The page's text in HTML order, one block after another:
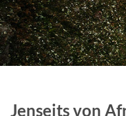
Jenseits von